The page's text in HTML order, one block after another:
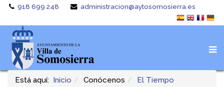
918 699 248 administracion@aytosomosierra.es
Está aquí: Inicio Conócenos
El Tiempo